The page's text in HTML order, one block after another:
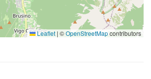
Leaflet | ©OpenStreetMapcontributors